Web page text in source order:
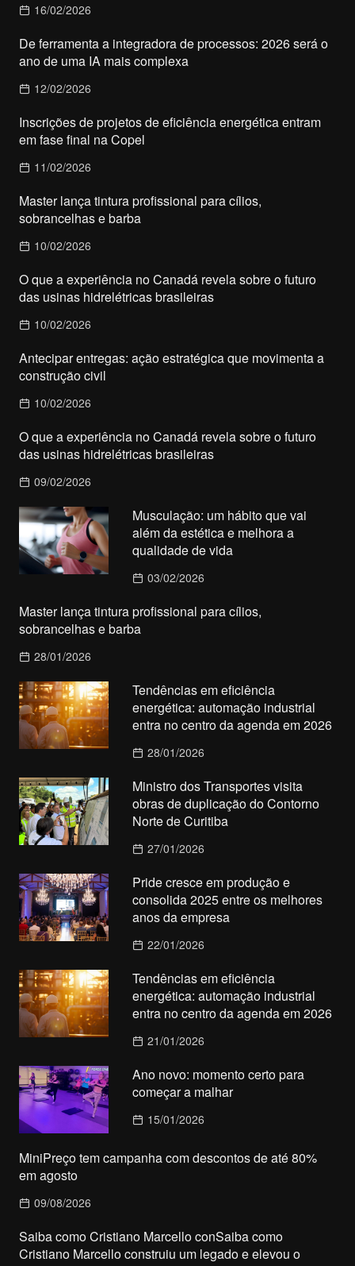
16/02/2026
De ferramenta a integradora de processos: 2026 será o
ano de uma IA mais complexa
12/02/2026
Inscrições de projetos de eficiência energética entram
em fase final na Copel
11/02/2026
Master lança tintura profissional para cílios,
sobrancelhas e barba
10/02/2026
O que a experiência no Canadá revela sobre o futuro
das usinas hidrelétricas brasileiras
10/02/2026
Antecipar entregas: ação estratégica que movimenta a
construção civil
10/02/2026
O que a experiência no Canadá revela sobre o futuro
das usinas hidrelétricas brasileiras
09/02/2026
Musculação: um hábito que vai
além da estética e melhora a
qualidade de vida
03/02/2026
Master lança tintura profissional para cílios,
sobrancelhas e barba
28/01/2026
Tendências em eficiência
energética: automação industrial
entra no centro da agenda em 2026
28/01/2026
Ministro dos Transportes visita
obras de duplicação do Contorno
Norte de Curitiba
27/01/2026
Pride cresce em produção e
consolida 2025 entre os melhores
anos da empresa
22/01/2026
Tendências em eficiência
energética: automação industrial
entra no centro da agenda em 2026
21/01/2026
Ano novo: momento certo para
começar a malhar
15/01/2026
MiniPreço tem campanha com descontos de até 80%
em agosto
09/08/2026
Saiba como Cristiano Marcello conSaiba como
Cristiano Marcello construiu um legado e elevou o